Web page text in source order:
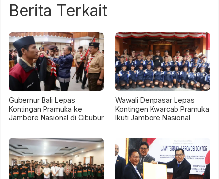
Berita Terkait
Gubernur Bali Lepas
Kontingan Pramuka ke
Jambore Nasional di Cibubur
Wawali Denpasar Lepas
Kontingen Kwarcab Pramuka
Ikuti Jambore Nasional